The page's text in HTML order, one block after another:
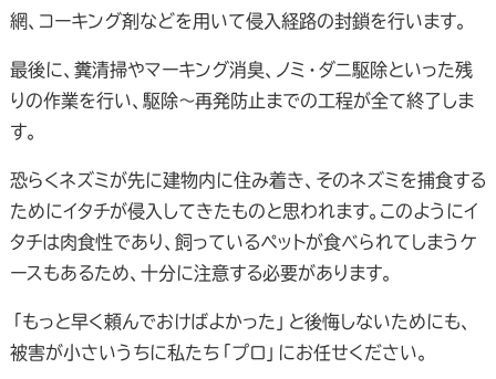
網、コーキング剤などを用いて侵入経路の封鎖を行います。
最後に、糞清掃やマーキング消臭、ノミ・ダニ駆除といった残
りの作業を行い、駆除～再発防止までの工程が全て終了しま
す。
恐らくネズミが先に建物内に住み着き、そのネズミを捕食する
ためにイタチが侵入してきたものと思われます。このようにイ
タチは肉食性であり、飼っているペットが食べられてしまうケ
ースもあるため、十分に注意する必要があります。
「もっと早く頼んでおけばよかった」と後悔しないためにも、
被害が小さいうちに私たち「プロ」にお任せください。